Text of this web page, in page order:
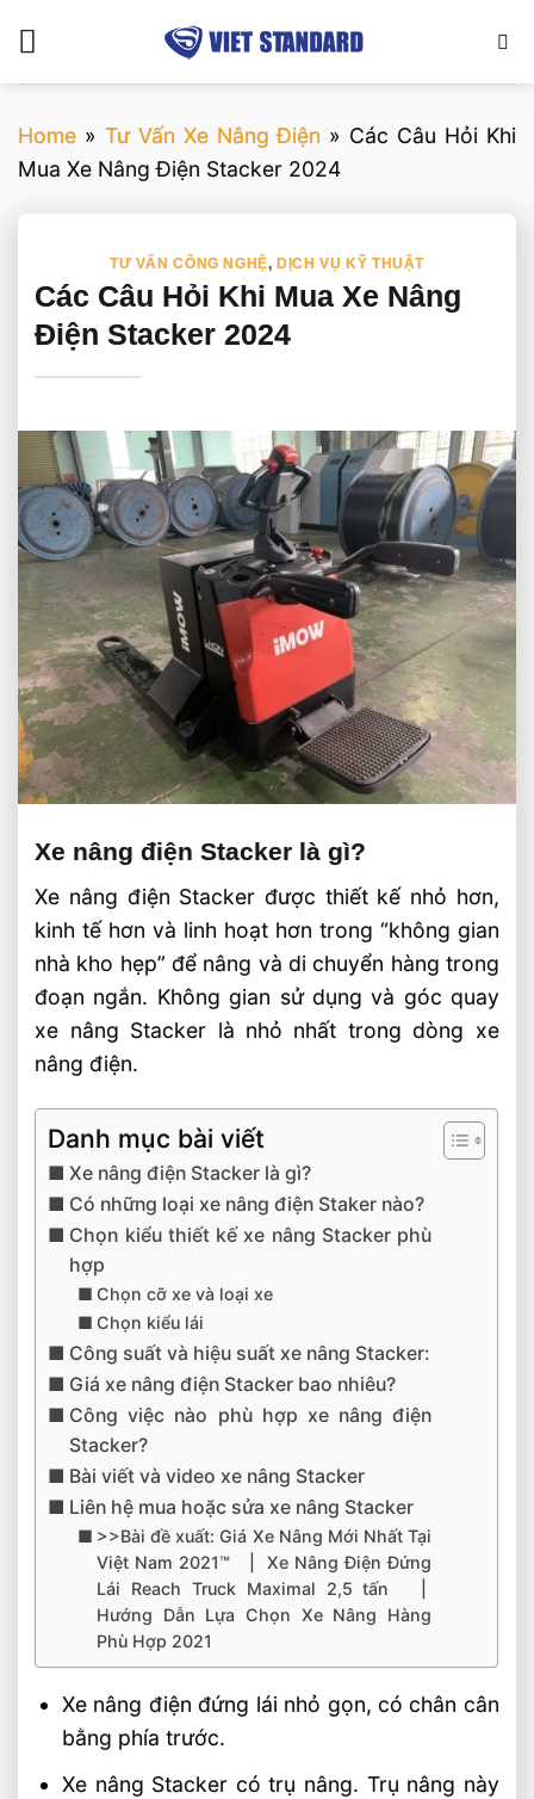
qua
nội
Home » Tư Vấn Xe Nâng Điện » Các Câu Hỏi Khi
Mua Xe Nâng Điện Stacker 2024
TƯ VẤN CÔNG NGHỆ, DỊCH VỤ KỸ THUẬT
Các Câu Hỏi Khi Mua Xe Nâng
Điện Stacker 2024
Xe nâng điện Stacker là gì?
Xe nâng điện Stacker được thiết kế nhỏ hơn,
kinh tế hơn và linh hoạt hơn trong “không gian
nhà kho hẹp” để nâng và di chuyển hàng trong
đoạn ngắn. Không gian sử dụng và góc quay
xe nâng Stacker là nhỏ nhất trong dòng xe
nâng điện.
Danh mục bài viết
Xe nâng điện Stacker là gì?
Có những loại xe nâng điện Staker nào?
Chọn kiểu thiết kế xe nâng Stacker phù
hợp
Chọn cỡ xe và loại xe
Chọn kiểu lái
Công suất và hiệu suất xe nâng Stacker:
Giá xe nâng điện Stacker bao nhiêu?
Công việc nào phù hợp xe nâng điện
Stacker?
Bài viết và video xe nâng Stacker
Liên hệ mua hoặc sửa xe nâng Stacker
>>Bài đề xuất: Giá Xe Nâng Mới Nhất Tại
Việt Nam 2021™ | Xe Nâng Điện Đứng
Lái Reach Truck Maximal 2,5 tấn |
Hướng Dẫn Lựa Chọn Xe Nâng Hàng
Phù Hợp 2021
Xe nâng điện đứng lái nhỏ gọn, có chân cân
bằng phía trước.
Xe nâng Stacker có trụ nâng. Trụ nâng này